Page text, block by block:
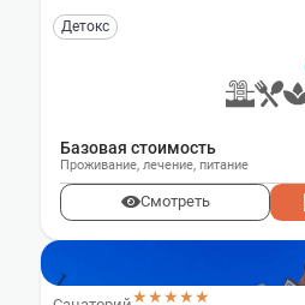
Детокс
Базовая стоимость
Проживание, лечение, питание
Смотреть
★★★★★